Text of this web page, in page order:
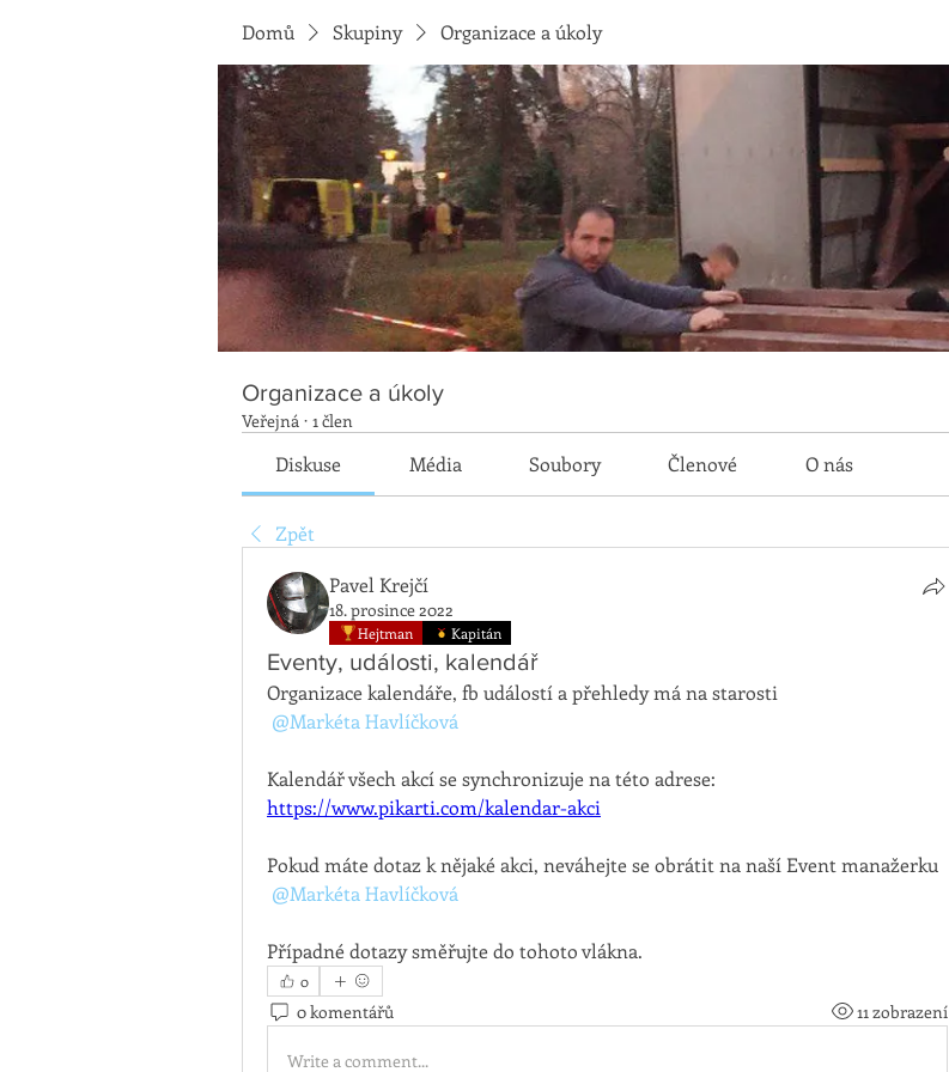
Domů Skupiny Organizace a úkoly
Organizace a úkoly
Veřejná · 1 člen
Diskuse Média Soubory Členové O nás
Zpět
Pavel Krejčí
18. prosince 2022
Hejtman Kapitán
Eventy, události, kalendář
Organizace kalendáře, fb událostí a přehledy má na starosti
@Markéta Havlíčková
https://www.pikarti.com/kalendar-akci
Pokud máte dotaz k nějaké akci, neváhejte se obrátit na naší Event manažerku
@Markéta Havlíčková
Případné dotazy směřujte do tohoto vlákna.
0
0 komentářů 11 zobrazení
Write a comment...